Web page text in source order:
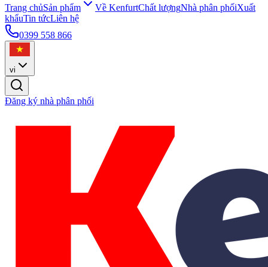
Trang chủSản phẩm Về KenfurtChất lượngNhà phân phốiXuất
khẩuTin tứcLiên hệ
0399 558 866
vi
Đăng ký nhà phân phối